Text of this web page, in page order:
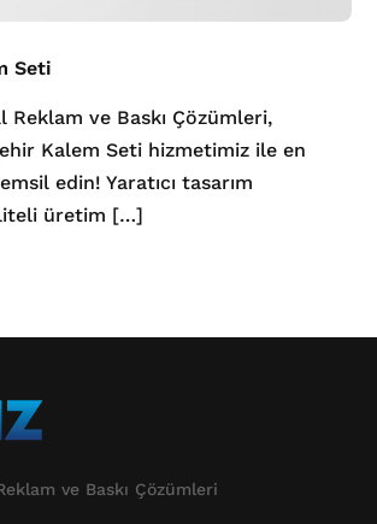
Seti
Reklam ve Baskı Çözümleri,
Kalem Seti hizmetimiz ile en
edin! Yaratıcı tasarım
üretim […]
ve Baskı Çözümleri